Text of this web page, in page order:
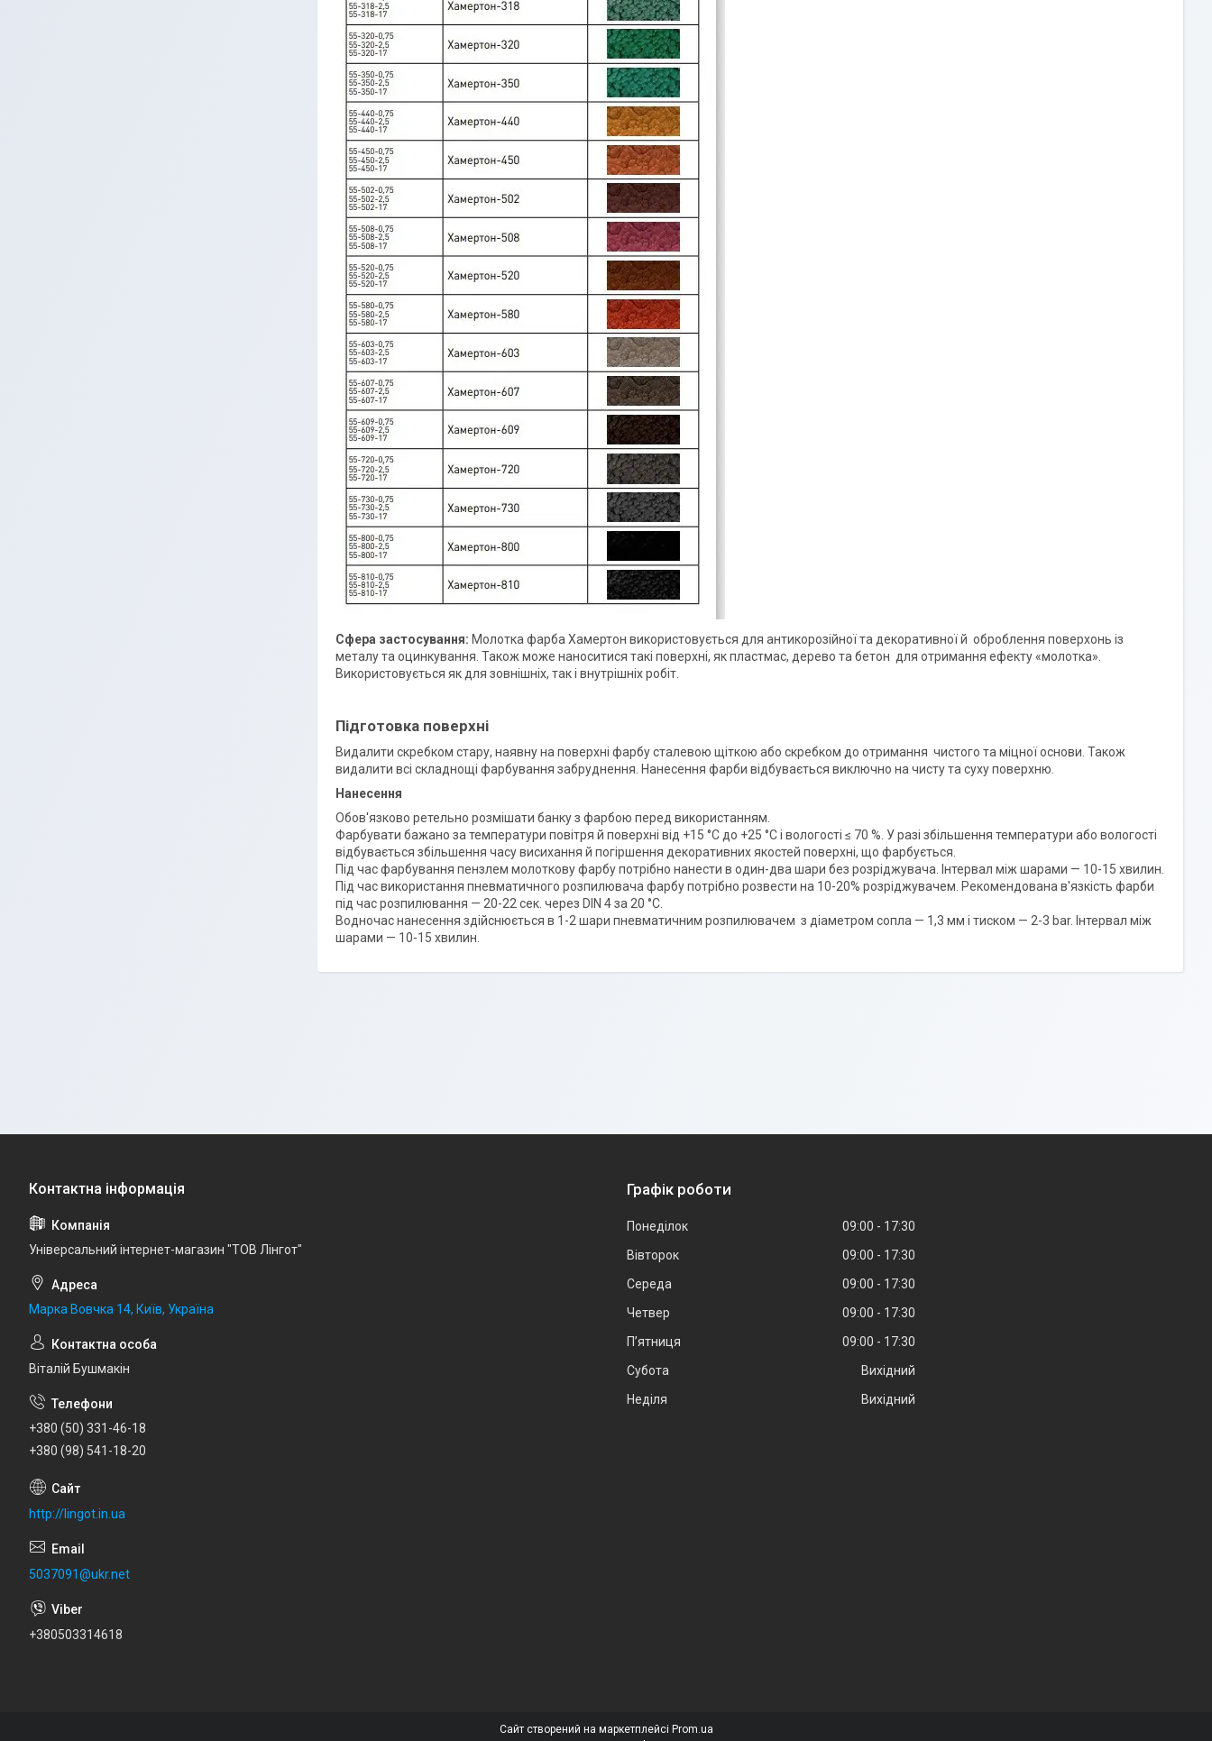
Сфера застосування: Молотка фарба Хамертон використовується для антикорозійної та декоративної й оброблення поверхонь із
металу та оцинкування. Також може наноситися такі поверхні, як пластмас, дерево та бетон для отримання ефекту «молотка».
Використовується як для зовнішніх, так і внутрішніх робіт.
Підготовка поверхні
Видалити скребком стару, наявну на поверхні фарбу сталевою щіткою або скребком до отримання чистого та міцної основи. Також
видалити всі складнощі фарбування забруднення. Нанесення фарби відбувається виключно на чисту та суху поверхню.
Нанесення
Обов'язково ретельно розмішати банку з фарбою перед використанням.
Фарбувати бажано за температури повітря й поверхні від +15 °C до +25 °C і вологості ≤ 70 %. У разі збільшення температури або вологості
відбувається збільшення часу висихання й погіршення декоративних якостей поверхні, що фарбується.
Під час фарбування пензлем молоткову фарбу потрібно нанести в один-два шари без розріджувача. Інтервал між шарами — 10-15 хвилин.
Під час використання пневматичного розпилювача фарбу потрібно розвести на 10-20% розріджувачем. Рекомендована в'язкість фарби
під час розпилювання — 20-22 сек. через DIN 4 за 20 °C.
Водночас нанесення здійснюється в 1-2 шари пневматичним розпилювачем з діаметром сопла — 1,3 мм і тиском — 2-3 bar. Інтервал між
шарами — 10-15 хвилин.
Універсальний інтернет-магазин "ТОВ Лінгот"
Марка Вовчка 14, Київ, Україна
Віталій Бушмакін
+380 (50) 331-46-18
+380 (98) 541-18-20
http://lingot.in.ua
5037091@ukr.net
+380503314618
Графік роботи
Понеділок 09:00
17:30
Вівторок
09:00
17:30
Середа
09:00
17:30
Четвер
09:00
17:30
Пʼятниця
09:00
17:30
Субота
Вихідний
Неділя
Вихідний
Сайт створений на маркетплейсі Prom.ua